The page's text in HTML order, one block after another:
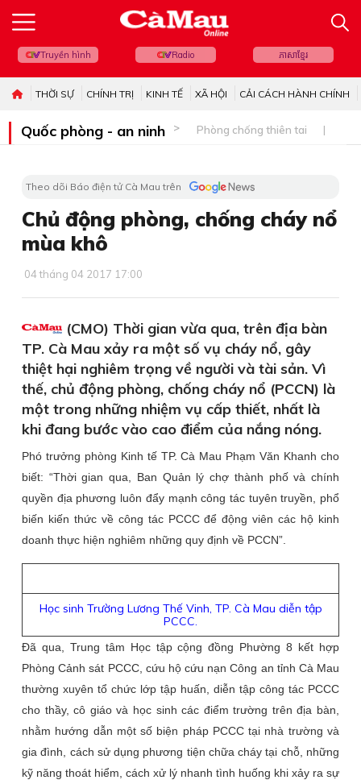
Truyền hình Radio ភាសាខ្មែរ
THỜI SỰ CHÍNH TRỊ KINH TẾ XÃ HỘI CẢI CÁCH HÀNH CHÍNH
Quốc phòng - an ninh Phòng chống thiên tai
Theo dõi Báo điện tử Cà Mau trên
Chủ động phòng, chống cháy nổ
mùa khô
04 tháng 04 2017 17:00
(CMO) Thời gian vừa qua, trên địa bàn
TP. Cà Mau xảy ra một số vụ cháy nổ, gây
thiệt hại nghiêm trọng về người và tài sản. Vì
thế, chủ động phòng, chống cháy nổ (PCCN) là
một trong những nhiệm vụ cấp thiết, nhất là
khi đang bước vào cao điểm của nắng nóng.
Phó trưởng phòng Kinh tế TP. Cà Mau Phạm Văn Khanh cho
biết: “Thời gian qua, Ban Quản lý chợ thành phố và chính
quyền địa phương luôn đẩy mạnh công tác tuyên truyền, phổ
biến kiến thức về công tác PCCC để động viên các hộ kinh
doanh thực hiện nghiêm những quy định về PCCN”.
Học sinh Trường Lương Thế Vinh, TP. Cà Mau diễn tập
PCCC.
Đã qua, Trung tâm Học tập cộng đồng Phường 8 kết hợp
Phòng Cảnh sát PCCC, cứu hộ cứu nạn Công an tỉnh Cà Mau
thường xuyên tổ chức lớp tập huấn, diễn tập công tác PCCC
cho thầy, cô giáo và học sinh các điểm trường trên địa bàn,
nhằm hướng dẫn một số biện pháp PCCC tại nhà trường và
gia đình, cách sử dụng phương tiện chữa cháy tại chỗ, những
kỹ năng thoát hiểm, cách xử lý nhanh tình huống khi xảy ra sự